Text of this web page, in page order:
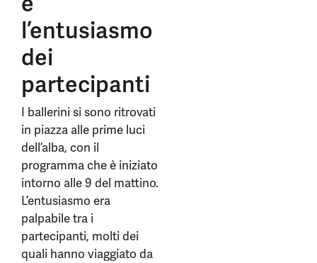
l’entusiasmo
dei
partecipanti
I ballerini si sono ritrovati
in piazza alle prime luci
dell’alba, con il
programma che è iniziato
intorno alle 9 del mattino.
L’entusiasmo era
palpabile tra i
partecipanti, molti dei
quali hanno viaggiato da